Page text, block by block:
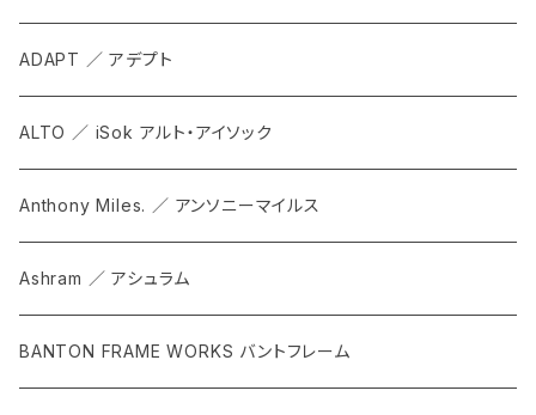
ADAPT ／ アデプト
ALTO ／ iSok アルト・アイソック
Anthony Miles. ／ アンソニーマイルス
Ashram ／ アシュラム
BANTON FRAME WORKS バントフレーム